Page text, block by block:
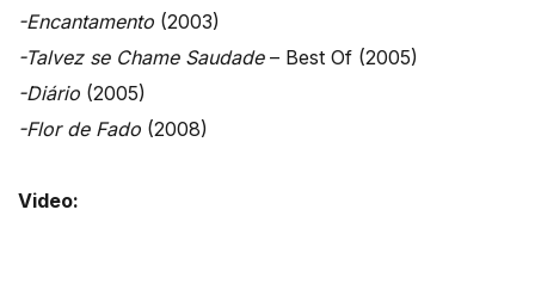
-Encantamento (2003)
-Talvez se Chame Saudade– Best Of (2005)
-Diário (2005)
-Flor de Fado (2008)
Video: